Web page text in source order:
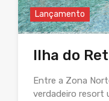
Lançamento
Ilha do
Entre a Zona
verdadeiro resort